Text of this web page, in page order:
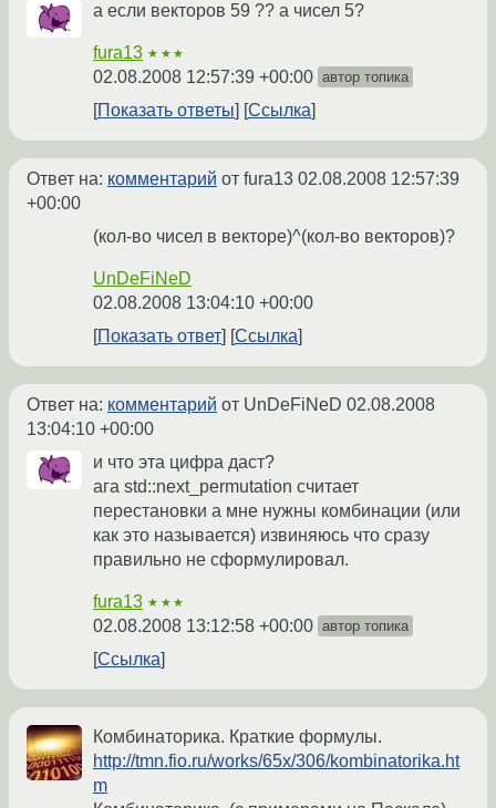
а если векторов 59 ?? а чисел 5?
fura13 ★★★
02.08.2008 12:57:39 +00:00 автор топика
Показать ответы Ссылка
Ответ на: комментарий от fura13 02.08.2008 12:57:39
+00:00
(кол-во чисел в векторе)^(кол-во векторов)?
UnDeFiNeD
02.08.2008 13:04:10 +00:00
Показать ответ
Ссылка
Ответ на: комментарий от UnDeFiNeD 02.08.2008
13:04:10 +00:00
и что эта цифра даст?
ага std::next_permutation считает
перестановки а мне нужны комбинации (или
как это называется) извиняюсь что сразу
правильно не сформулировал.
fura13 ★★★
02.08.2008 13:12:58 +00:00 автор топика
Ссылка
Комбинаторика. Краткие формулы.
http://tmn.fio.ru/works/65x/306/kombinatorika.ht
m